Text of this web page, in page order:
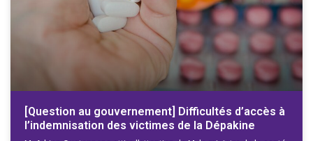
[Question au gouvernement] Difficultés d’accès à
l’indemnisation des victimes de la Dépakine